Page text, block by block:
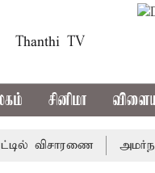
Thanthi TV
சினிமா
விசாரணை அமர்நாத்